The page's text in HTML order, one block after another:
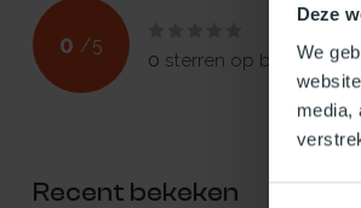
Deze
We
media,
0 /5
0 sterren op basis van0
Recent bekeken